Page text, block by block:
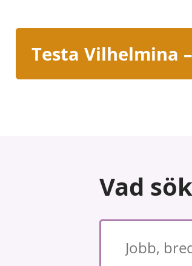
Testa Vilhelmina
Vad
S�kord